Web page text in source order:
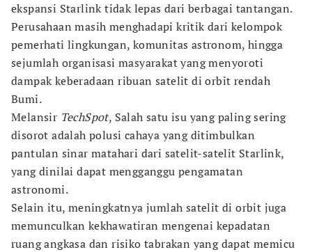
ekspansi Starlink tidak lepas dari berbagai tantangan.
Perusahaan masih menghadapi kritik dari kelompok
pemerhati lingkungan, komunitas astronom, hingga
sejumlah organisasi masyarakat yang menyoroti
dampak keberadaan ribuan satelit di orbit rendah
Bumi.
Melansir TechSpot, Salah satu isu yang paling sering
disorot adalah polusi cahaya yang ditimbulkan
pantulan sinar matahari dari satelit-satelit Starlink,
yang dinilai dapat mengganggu pengamatan
astronomi.
Selain itu, meningkatnya jumlah satelit di orbit juga
memunculkan kekhawatiran mengenai kepadatan
ruang angkasa dan risiko tabrakan yang dapat memicu